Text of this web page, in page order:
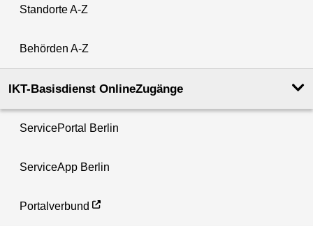
Standorte A-Z
Behörden A-Z
IKT-Basisdienst OnlineZugänge
ServicePortal Berlin
ServiceApp Berlin
Portalverbund